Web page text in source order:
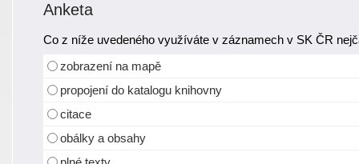
Anketa
Co z níže uvedeného využíváte v záznamech v SK ČR
zobrazení na mapě
propojení do katalogu knihovny
citace
obálky a obsahy